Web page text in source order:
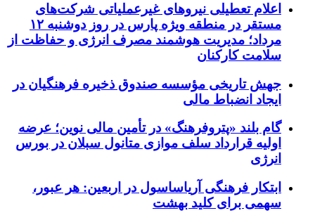
اعلام تعطیلی نیروهای غیرعملیاتی شرکت‌های
مستقر در منطقه ویژه پارس در روز دوشنبه ۱۲
مرداد؛ مدیریت هوشمند مصرف انرژی و حفاظت از
سلامت کارکنان
جهش تاریخی مؤسسه صندوق ذخیره فرهنگیان در
ایجاد انضباط مالی
گام بلند «پتروفرهنگ» در تأمین مالی نوین؛ عرضه
اولیه قرارداد سلف موازی متانول سبلان در بورس
انرژی
ابتکار فرهنگی آریاساسول در اربعین: هر عبور،
سهمی برای کلید بهشت